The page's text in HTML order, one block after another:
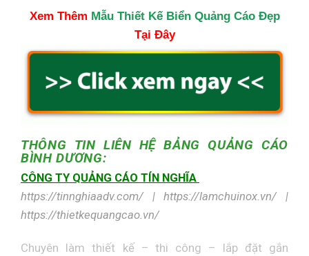
Xem Thêm Mẫu Thiết Kế Biển Quảng Cáo Đẹp
Tại Đây
THÔNG TIN LIÊN HỆBẢNG QUẢNG CÁO
BÌNH DƯƠNG:
CÔNG TY QUẢNG CÁO TÍN NGHĨA
https://tinnghiaadv.com/ | https://lamchuinox.vn/ |
https://thietkequangcao.vn/
Chuyên làm thiết kế – thi công – lắp đặt gắn